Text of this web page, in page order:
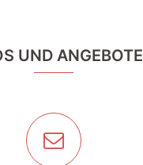
UND ANGEBOTE